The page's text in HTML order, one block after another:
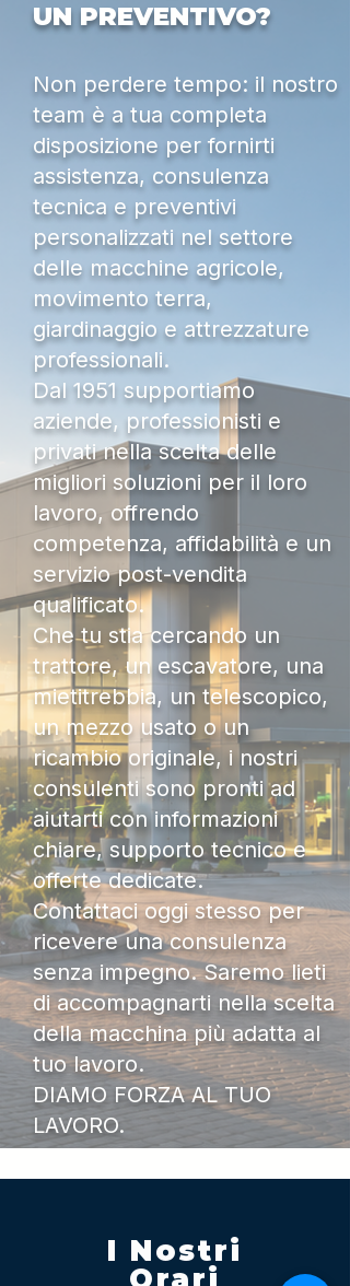
UN PREVENTIVO?
Non perdere tempo: il nostro
team è a tua completa
disposizione per fornirti
assistenza, consulenza
tecnica e preventivi
personalizzati nel settore
delle macchine agricole,
movimento terra,
giardinaggio e attrezzature
professionali.
Dal 1951 supportiamo
aziende, professionisti e
privati nella scelta delle
migliori soluzioni per il loro
lavoro, offrendo
competenza, affidabilità e un
servizio post-vendita
qualificato.
Che tu stia cercando un
trattore, un escavatore, una
mietitrebbia, un telescopico,
un mezzo usato o un
ricambio originale, i nostri
consulenti sono pronti ad
aiutarti con informazioni
chiare, supporto tecnico e
offerte dedicate.
Contattaci oggi stesso per
ricevere una consulenza
senza impegno. Saremo lieti
di accompagnarti nella scelta
della macchina più adatta al
tuo lavoro.
DIAMO FORZA AL TUO
LAVORO.
I Nostri